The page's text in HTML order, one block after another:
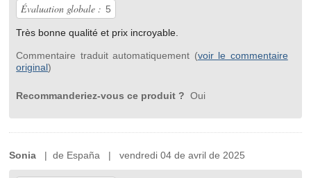
Évaluation globale : 5
Très bonne qualité et prix incroyable.
Commentaire traduit automatiquement (voir le commentaire
original)
Recommanderiez-vous ce produit ? Oui
Sonia | de España | vendredi 04 de avril de 2025